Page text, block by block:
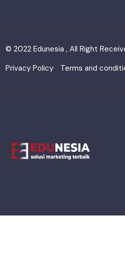
© 2022 Edunesia , All Right
Privacy Policy
Terms and